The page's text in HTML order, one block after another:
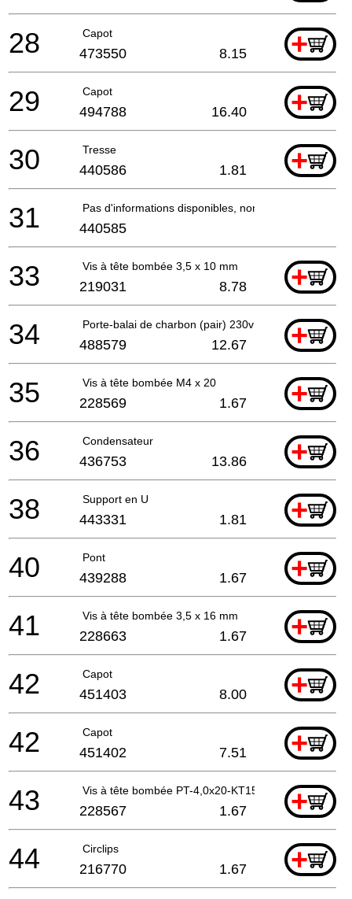
Capot +
28 473550 8.15
Capot +
29 494788 16.40
Tresse +
30 440586 1.81
Pas d'informations disponibles, non commandable
31 440585
Vis à tête bombée 3,5 x 10 mm +
33 219031 8.78
Porte-balai de charbon (pair) 230v +
34 488579 12.67
Vis à tête bombée M4 x 20 +
35 228569 1.67
Condensateur +
36 436753 13.86
Support en U +
38 443331 1.81
Pont +
40 439288 1.67
Vis à tête bombée 3,5 x 16 mm +
41 228663 1.67
Capot +
42 451403 8.00
Capot +
42 451402 7.51
Vis à tête bombée PT-4,0x20-KT15 +
43 228567 1.67
Circlips +
44 216770 1.67